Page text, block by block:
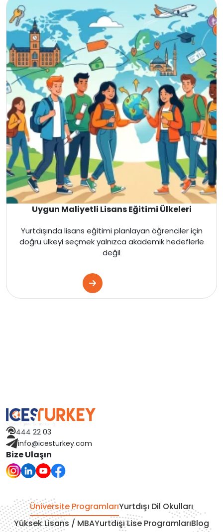
Uygun Maliyetli Lisans Eğitimi Ülkeleri
Yurtdışında lisans eğitimi planlayan öğrenciler için
doğru ülkeyi seçmek yalnızca akademik hedeflerle
değil
444 22 03
info@icesturkey.com
Bize Ulaşın
Üniversite ProgramlarıYurtdışı Dil Okulları
Yüksek Lisans / MBAYurtdışı Lise ProgramlarıBlog